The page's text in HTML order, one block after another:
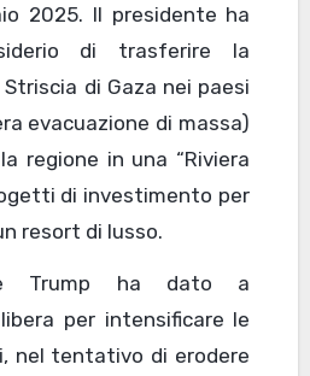
2025. Il presidente ha
di trasferire la
di Gaza nei paesi
evacuazione di massa)
regione in una “Riviera
di investimento per
resort di lusso.
Trump ha dato a
per intensificare le
nel tentativo di erodere